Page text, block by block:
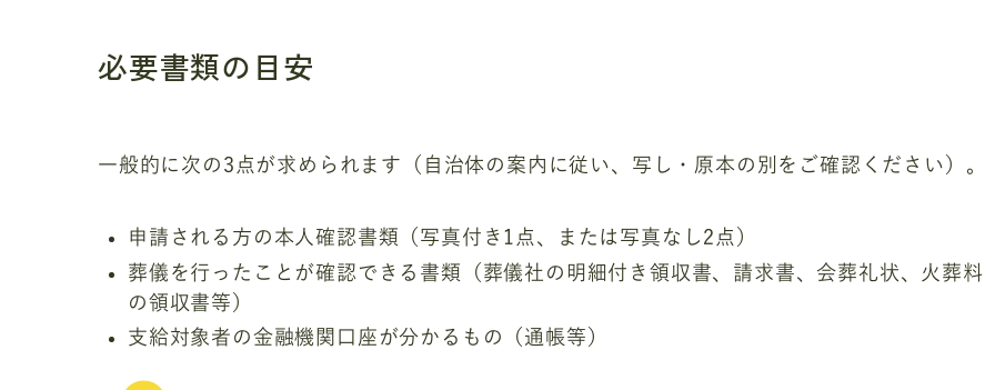
必要書類の目安
一般的に次の3点が求められます（自治体の案内に従い、写し・原本の別をご確認ください）。
申請される方の本人確認書類（写真付き1点、または写真なし2点）
葬儀を行ったことが確認できる書類（葬儀社の明細付き領収書、請求書、会葬礼状、火葬料
の領収書等）
支給対象者の金融機関口座が分かるもの（通帳等）